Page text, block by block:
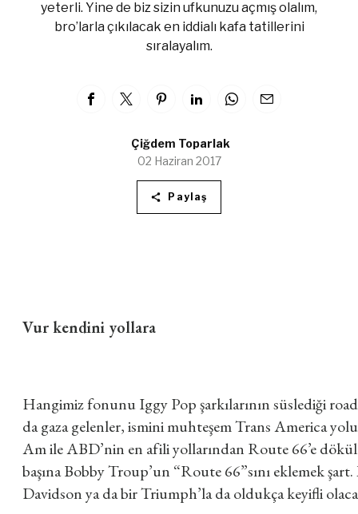
yeterli. Yine de biz sizin ufkunuzu açmış olalım,
bro’larla çıkılacak en iddialı kafa tatillerini
sıralayalım.
Çiğdem Toparlak
02 Haziran 2017
Paylaş
Vur kendini yollara
Hangimiz fonunu Iggy Pop şarkılarının süslediği
da gaza gelenler, ismini muhteşem Trans America
Am ile ABD’nin en afili yollarından Route 66’e
başına Bobby Troup’un “Route 66”sını eklemek
Davidson ya da bir Triumph’la da oldukça keyifli